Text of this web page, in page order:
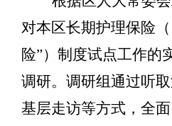
对本区长期护理保险
险”）制度试点工作的
调研。调研组通过听取
基层走访等方式，全